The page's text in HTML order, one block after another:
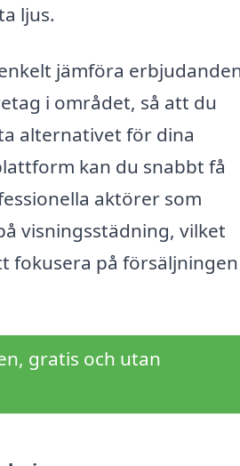
ljus.
jämföra
i området, så att du
alternativet för dina
kan du snabbt få
aktörer som
visningsstädning, vilket
fokusera på försäljningen
gratis och utan